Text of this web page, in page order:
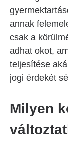
annak
csak a
adhat okot,
teljesítése
jogi érdekét
Milyen